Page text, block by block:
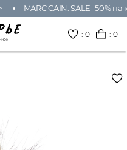
MARC CAIN: SALE -50%
:0 : 0